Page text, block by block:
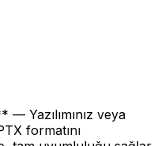
— Yazılımınız veya
formatını